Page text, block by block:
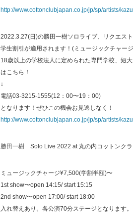
http://www.cottonclubjapan.co.jp/jp/sp/artists/
2022.3.27(日)の勝田一樹ソロライブ、リクエス
学生割引が適用されます！(ミュージックチャー
18歳以上の学校法人に定められた専門学校、短
はこちら！
↓
電話03-3215-1555(12：00〜19：00)
となります！ぜひこの機会お見逃しなく！
http://www.cottonclubjapan.co.jp/jp/sp/artists/
勝田一樹 Solo Live 2022 at 丸の内コットンク
ミュージックチャージ¥7,500(学割半額)〜
1st show〜open 14:15/ start 15:15
2nd show〜open 17:00/ start 18:00
入れ替えあり。各公演70分ステージとなります。